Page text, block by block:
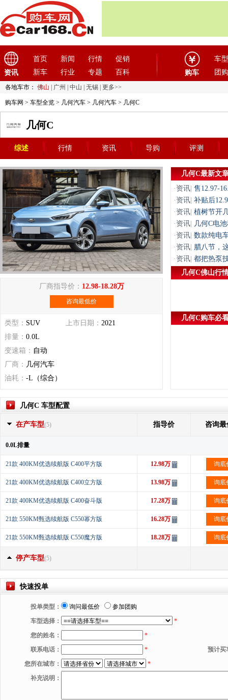
资讯
首页 新闻 行情
促销
新车
行业 专题 百科 购车
车型
团购
各地车市： 佛山 广州 中山 无锡 更多>>
购车网 > 车型全览 > 几何汽车 > 几何汽车 > 几何C
几何C
综述 行情 资讯 导购 评测
厂商指导价： 12.98-18.28万
咨询最低价
类型： SUV 上市日期： 2021
排量： 0.0L
变速箱： 自动
厂商： 几何汽车
油耗： -L（综合）
几何C最新文
· 资讯 售12.97-
· 资讯 补贴后
· 资讯 植树节开
· 资讯 几何C电
· 资讯 数款纯电
· 资讯 腊八节，
· 资讯 都把热泵
几何C佛山行
几何C购车必
几何C 车型配置
在产车型(5) 指导价 咨询最
0.0L排量
21款 400KM优选续航版 C400平方版 12.98万 询底
21款 400KM优选续航版 C400立方版 13.98万 询底
21款 400KM优选续航版 C400奋斗版 17.28万 询底
21款 550KM甄选续航版 C550幂方版 16.28万 询底
21款 550KM甄选续航版 C550魔方版 18.28万 询底
停产车型(5)
快速投单
投单类型： 询问最低价
参加团购
车型选择：
*
您的姓名：
*
联系电话：
*
预计买
您所在城市：
*
补充说明：